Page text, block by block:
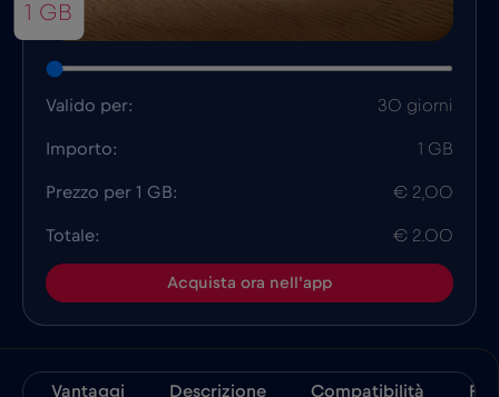
1 GB
Valido per: 30 giorni
Importo: 1 GB
Prezzo per 1 GB: € 2,00
Totale: € 2.00
Acquista ora nell'app
Vantaggi Descrizione Compatibilità